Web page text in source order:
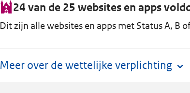
24 van de 25 websites en apps
Dit zijn alle websites en apps met Status A, B
Meer over de wettelijke verplichting